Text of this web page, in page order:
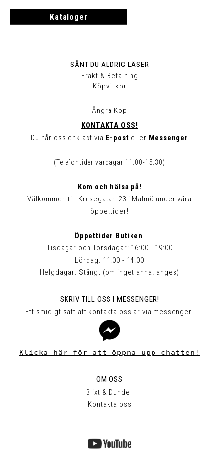
Kataloger
SÅNT DU ALDRIG LÄSER
Frakt & Betalning
Köpvillkor
Ångra Köp
KONTAKTA OSS!
Du når oss enklast via E-post eller Messenger
(Telefontider vardagar 11.00-15.30)
Kom och hälsa på!
Välkommen till Krusegatan 23 i Malmö under våra
öppettider!
Öppettider Butiken
Tisdagar och Torsdagar: 16:00 - 19:00
Lördag: 11:00 - 14:00
Helgdagar: Stängt (om inget annat anges)
SKRIV TILL OSS I MESSENGER!
Ett smidigt sätt att kontakta oss är via messenger.
Klicka här för att öppna upp chatten!
OM OSS
Blixt & Dunder
Kontakta oss